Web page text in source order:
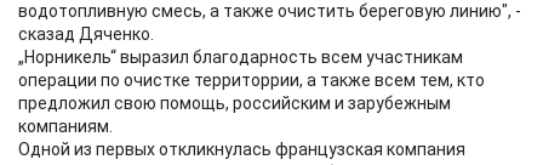
водотопливную смесь, а также очистить береговую линию", -
сказад Дяченко.
„Норникель“ выразил благодарность всем участникам
операции по очистке территоррии, а также всем тем, кто
предложил свою помощь, российским и зарубежным
компаниям.
Одной из первых откликнулась французская компания